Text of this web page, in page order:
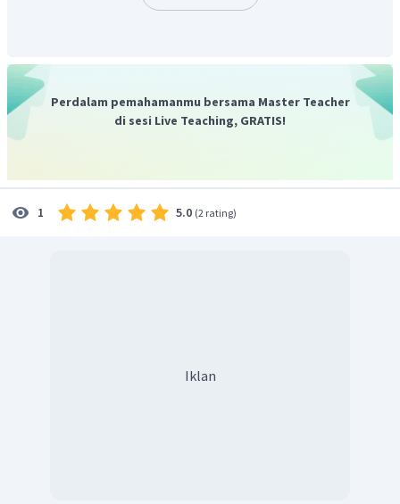
Perdalam pemahamanmu bersama Master Teacher
di sesi Live Teaching, GRATIS!
1 5.0 (2 rating)
Iklan